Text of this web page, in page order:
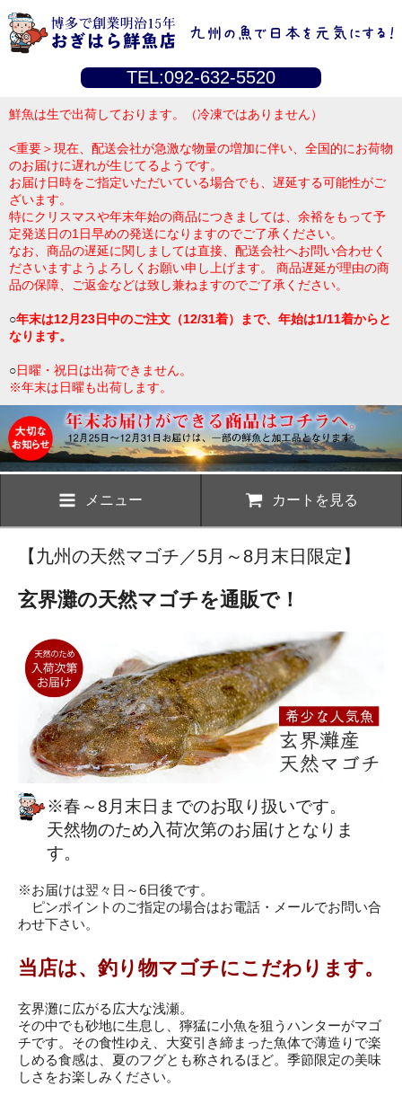
TEL:092-632-5520
鮮魚は生で出荷しております。（冷凍ではありません）
<重要＞現在、配送会社が急激な物量の増加に伴い、全国的にお荷物
のお届けに遅れが生じてるようです。
お届け日時をご指定いただいている場合でも、遅延する可能性がご
ざいます。
特にクリスマスや年末年始の商品につきましては、余裕をもって予
定発送日の1日早めの発送になりますのでご了承ください。
なお、商品の遅延に関しましては直接、配送会社へお問い合わせく
ださいますようよろしくお願い申し上げます。 商品遅延が理由の商
品の保障、ご返金などは致し兼ねますのでご了承ください。
○年末は12月23日中のご注文（12/31着）まで、年始は1/11着からと
なります。
○日曜・祝日は出荷できません。
※年末は日曜も出荷します。
メニュー カートを見る
【九州の天然マゴチ／5月～8月末日限定】
玄界灘の天然マゴチを通販で！
※春～8月末日までのお取り扱いです。
天然物のため入荷次第のお届けとなりま
す。
※お届けは翌々日～6日後です。
ピンポイントのご指定の場合はお電話・メールでお問い合
わせ下さい。
当店は、釣り物マゴチにこだわります。
玄界灘に広がる広大な浅瀬。
その中でも砂地に生息し、獰猛に小魚を狙うハンターがマゴ
チです。その食性ゆえ、大変引き締まった魚体で薄造りで楽
しめる食感は、夏のフグとも称されるほど。季節限定の美味
しさをお楽しみください。